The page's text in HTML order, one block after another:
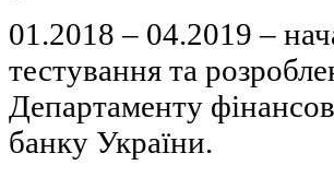
01.2018 – 04.2019 –
тестування та
Департаменту
банку України.